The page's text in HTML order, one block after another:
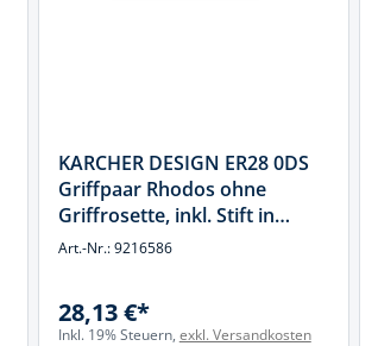
KARCHER DESIGN ER28 0DS
Griffpaar Rhodos ohne
Griffrosette, inkl. Stift in
Kosmos Schwarz, Edelstahl
Art.-Nr.: 9216586
28,13 €*
Inkl. 19% Steuern, exkl. Versandkosten